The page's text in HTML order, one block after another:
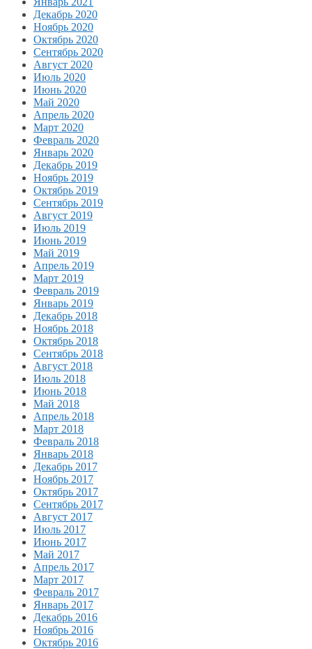
Декабрь 2020
Ноябрь 2020
Октябрь 2020
Сентябрь 2020
Август 2020
Июль 2020
Июнь 2020
Май 2020
Апрель 2020
Март 2020
Февраль 2020
Январь 2020
Декабрь 2019
Ноябрь 2019
Октябрь 2019
Сентябрь 2019
Август 2019
Июль 2019
Июнь 2019
Май 2019
Апрель 2019
Март 2019
Февраль 2019
Январь 2019
Декабрь 2018
Ноябрь 2018
Октябрь 2018
Сентябрь 2018
Август 2018
Июль 2018
Июнь 2018
Май 2018
Апрель 2018
Март 2018
Февраль 2018
Январь 2018
Декабрь 2017
Ноябрь 2017
Октябрь 2017
Сентябрь 2017
Август 2017
Июль 2017
Июнь 2017
Май 2017
Апрель 2017
Март 2017
Февраль 2017
Январь 2017
Декабрь 2016
Ноябрь 2016
Октябрь 2016